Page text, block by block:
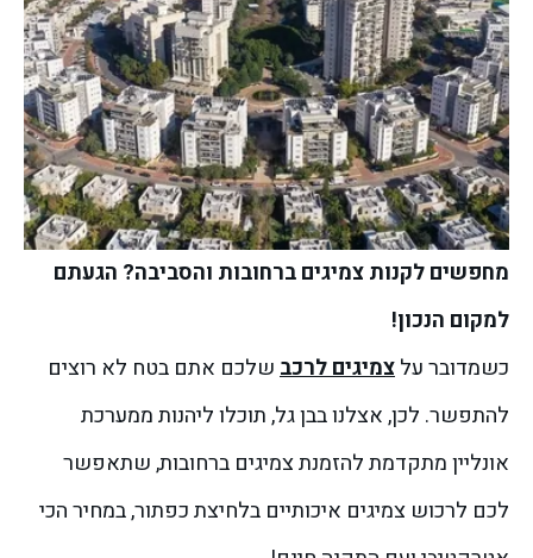
מחפשים לקנות צמיגים ברחובות והסביבה? הגעתם
למקום הנכון!
כשמדובר עלצמיגים לרכבשלכם אתם בטח לא רוצים
להתפשר. לכן, אצלנו בבן גל, תוכלו ליהנות ממערכת
אונליין מתקדמת להזמנת צמיגים ברחובות, שתאפשר
לכם לרכוש צמיגים איכותיים בלחיצת כפתור, במחיר הכי